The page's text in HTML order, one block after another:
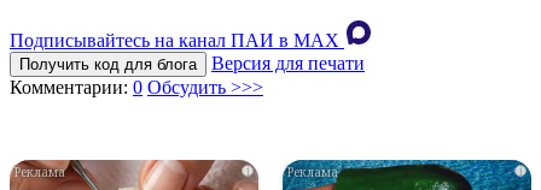
Подписывайтесь на канал ПАИ в MAХ
Получить код для блога
Версия для печати
Комментарии: 0 Обсудить >>>
i i